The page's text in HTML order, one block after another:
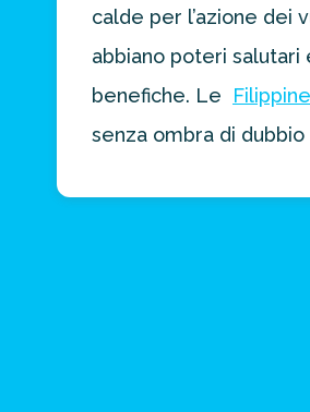
calde per l’azione dei
abbiano poteri salutari
benefiche. Le
Filippine
senza ombra di